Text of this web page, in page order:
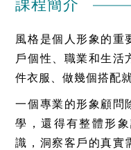
課程簡介
風格是個人形象的重
戶個性、職業和生活
件衣服、做幾個搭配
一個專業的形象顧問
學，還得有整體形
識，洞察客戶的真實